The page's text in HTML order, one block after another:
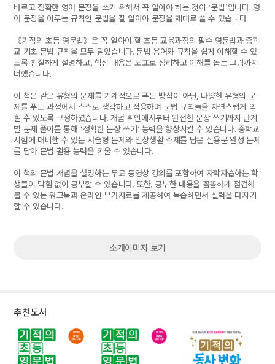
바르고 정확한 영어 문장을 쓰기 위해서 꼭 알아야 하는 것이 ‘문법’입니다. 영
어 문장을 이루는 규칙인 문법을 잘 알아야 문장을 제대로 쓸 수 있습니다.
《기적의 초등 영문법》은 꼭 알아야 할 초등 교육과정의 필수 영문법과 중학
교 기초 문법 규칙을 모두 담았습니다. 문법 용어와 규칙을 쉽게 이해할 수 있
도록 친절하게 설명하고, 핵심 내용은 도표로 정리하고 이해를 돕는 그림까지
더했습니다.
이 책은 같은 유형의 문제를 기계적으로 푸는 방식이 아닌, 다양한 유형의 문
제를 푸는 과정에서 스스로 생각하고 적용하며 문법 규칙들을 자연스럽게 익
힐 수 있도록 구성하였습니다. 개념 확인에서부터 완전한 문장 쓰기까지 단계
별 문제 풀이를 통해 ‘정확한 문장 쓰기’ 능력을 향상시킬 수 있습니다. 중학교
시험에 대비할 수 있는 서술형 문제와 일상생활 주제를 담은 실용문 완성 문제
를 담아 문법 활용 능력을 키울 수 있습니다.
이 책의 문법 개념을 설명하는 무료 동영상 강의를 포함하여 자학자습하는 학
생들이 막힘 없이 공부할 수 있습니다. 또한,공부한 내용을 꼼꼼하게 점검해
볼 수 있는 워크북과 온라인 부가자료를 제공하여 복습하면서 실력을 다지기
할 수 있습니다.
소개이미지 보기
추천도서